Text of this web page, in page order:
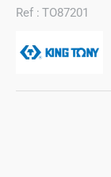
Ref : TO87201